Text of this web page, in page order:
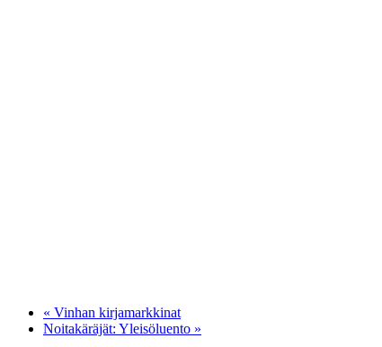
« Vinhan kirjamarkkinat
Noitakäräjät: Yleisöluento »